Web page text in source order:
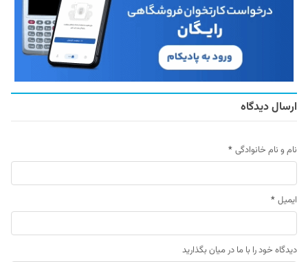
ارسال دیدگاه
نام و نام خانوادگی *
ایمیل *
دیدگاه خود را با ما در میان بگذارید